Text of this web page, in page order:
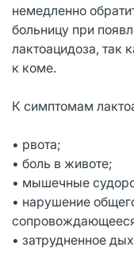
немедленно
больницу при
лактоацидоза, так
к коме.
К симптомам
• рвота;
• боль в животе;
• мышечные
• нарушение
• затрудненное